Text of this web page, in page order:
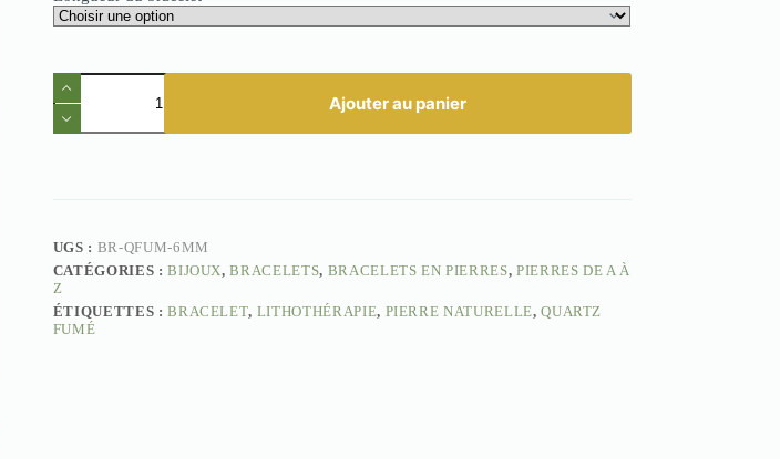
quantité
de
Bracelet
Quartz
Ajouter au panier
UGS : BR-QFUM-6MM
CATÉGORIES :BIJOUX,BRACELETS, BRACELETS EN PIERRES, PIERRES DE A À
Z
ÉTIQUETTES :BRACELET, LITHOTHÉRAPIE, PIERRE NATURELLE,QUARTZ
FUMÉ